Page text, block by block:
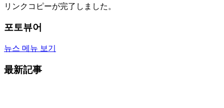
リンクコピーが完了しました。
포토뷰어
뉴스 메뉴 보기
最新記事